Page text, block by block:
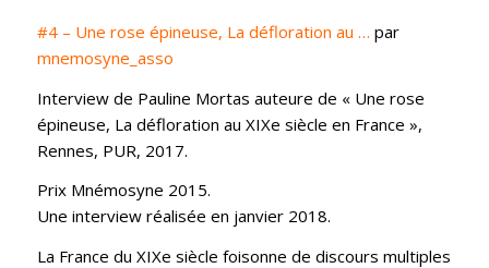
#4 – Une rose épineuse, La défloration au … par
mnemosyne_asso
Interview de Pauline Mortas auteure de « Une rose
épineuse, La défloration au XIXe siècle en France »,
Rennes, PUR, 2017.
Prix Mnémosyne 2015.
Une interview réalisée en janvier 2018.
La France du XIXe siècle foisonne de discours multiples